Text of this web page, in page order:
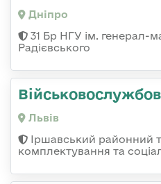
Дніпро
31 Бр НГУ ім. генерал-
Радієвського
Львів
Іршавський районний
комплектування та